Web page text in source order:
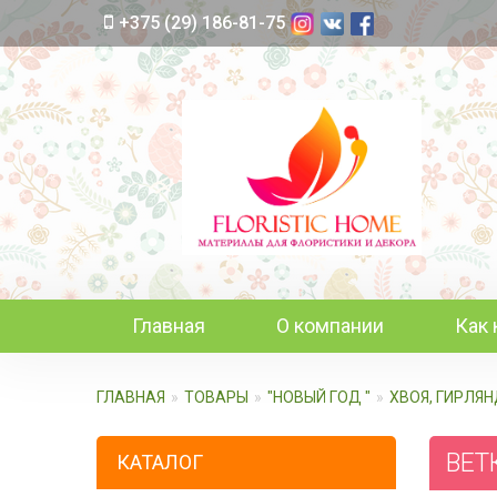
+375 (29) 186-81-75
Главная О компании Как
ГЛАВНАЯ ТОВАРЫ "НОВЫЙ ГОД " ХВОЯ,
КАТАЛОГ